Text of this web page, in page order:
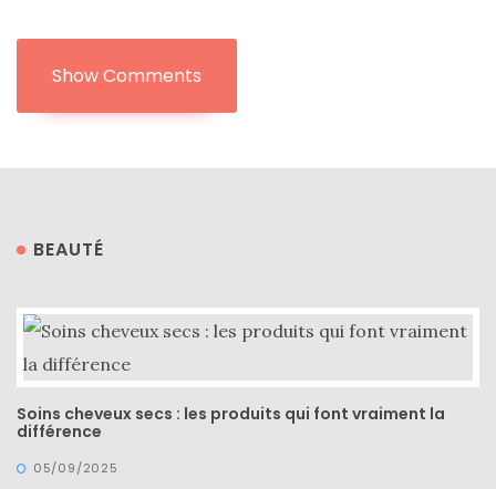
les
sacs
et
Show Comments
BEAUTÉ
Soins cheveux secs : les produits qui font vraiment la
différence
05/09/2025